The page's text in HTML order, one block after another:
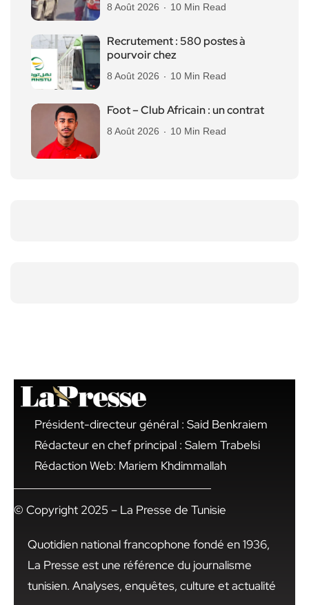
8 Août 2026 10 Min Read
Recrutement : 580 postes à
pourvoir chez
8 Août 2026 10 Min Read
Foot – Club Africain : un contrat
8 Août 2026 10 Min Read
Président-directeur général : Said Benkraiem
Rédacteur en chef principal : Salem Trabelsi
Rédaction Web: Mariem Khdimmallah
© Copyright 2025 – La Presse de Tunisie
Quotidien national francophone fondé en 1936,
La Presse est une référence du journalisme
tunisien. Analyses, enquêtes, culture et actualité